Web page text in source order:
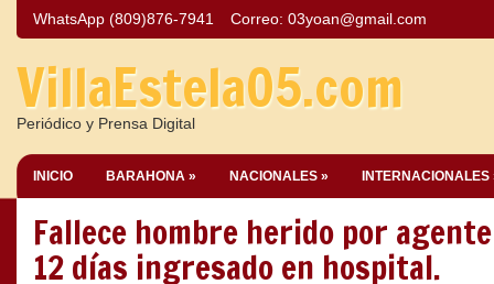
WhatsApp (809)876-7941 Correo: 03yoan@gmail.com
VillaEstela05.com
Periódico y Prensa Digital
INICIO BARAHONA » NACIONALES » INTERNACIONALES
Fallece hombre herido por
12 días ingresado en hospital.